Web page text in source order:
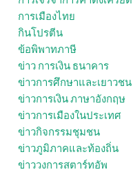
การเมืองไทย
กินโปรตีน
ข้อพิพาทภาษี
ข่าว การเงิน ธนาคาร
ข่าวการศึกษาและเยาวชน
ข่าวการเงิน ภาษาอังกฤษ
ข่าวการเมืองในประเทศ
ข่าวกิจกรรมชุมชน
ข่าวภูมิภาคและท้องถิ่น
ข่าววงการสตาร์ทอัพ